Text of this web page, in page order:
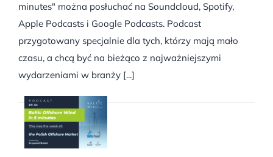
minutes" można posłuchać na Soundcloud, Spotify,
Apple Podcasts i Google Podcasts. Podcast
przygotowany specjalnie dla tych, którzy mają mało
czasu, a chcą być na bieżąco z najważniejszymi
wydarzeniami w branży [...]